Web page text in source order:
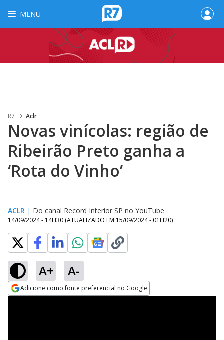
MENU
R7 Aclr
Novas vinícolas: região de
Ribeirão Preto ganha a
‘Rota do Vinho’
ACLR | Do canal Record Interior SP no YouTube
14/09/2024 - 14H30 (ATUALIZADO EM 15/09/2024 - 01H20)
A+ A-
Adicione como fonte preferencial no Google